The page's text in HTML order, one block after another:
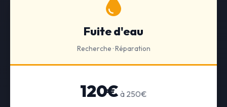
Fuite d'eau
Recherche · Réparation
120€ à 250€